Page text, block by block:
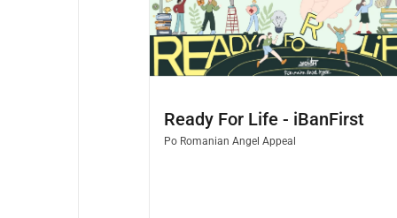
Ready For Life - iBanFirst
PoRomanian Angel Appeal